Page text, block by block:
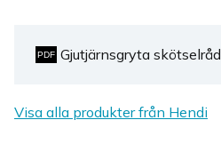
Gjutjärnsgryta skötselråd
Visa alla produkter från Hendi